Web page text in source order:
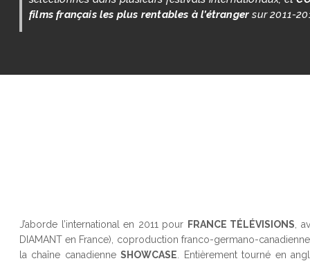
films français les plus rentables à l’étrangersur 2011-
J’aborde l’international en 2011 pour FRANCE TÉLÉVISIONS ,
DIAMANT en France), coproduction franco-germano-
la chaîne canadienneSHOWCASE . Entièrement tourné en